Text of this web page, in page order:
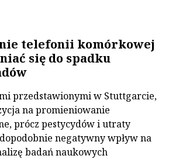
telefonii komórkowej
się do spadku
przedstawionymi w Stuttgarcie,
na promieniowanie
prócz pestycydów i utraty
negatywny wpływ na
badań naukowych